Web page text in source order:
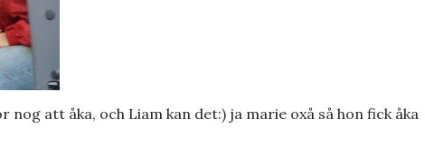
att åka, och Liam kan det:) ja marie oxå så hon fick åka